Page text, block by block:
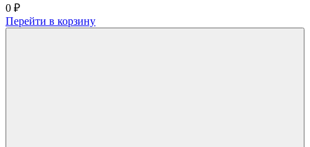
0 ₽
Перейти в корзину